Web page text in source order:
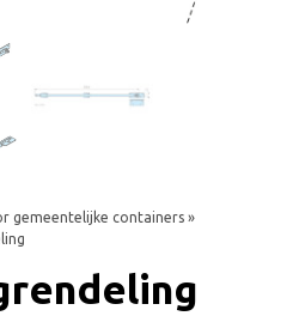
gemeentelijke containers »